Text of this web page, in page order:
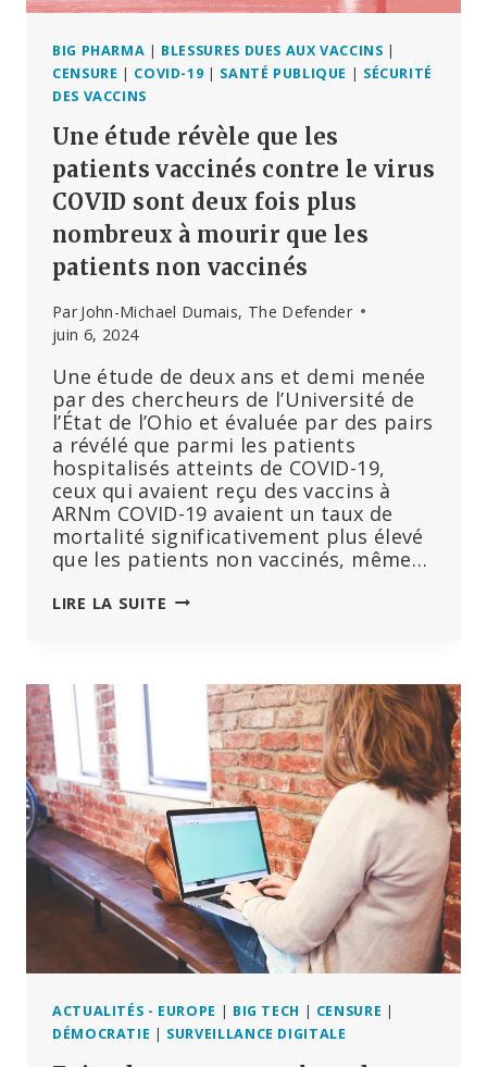
BIG PHARMA | BLESSURES DUES AUX VACCINS |
CENSURE | COVID-19 | SANTÉ PUBLIQUE | SÉCURITÉ
DES VACCINS
Une étude révèle que les
patients vaccinés contre le virus
COVID sont deux fois plus
nombreux à mourir que les
patients non vaccinés
Par John-Michael Dumais, The Defender
juin 6, 2024
Une étude de deux ans et demi menée
par des chercheurs de l’Université de
l’État de l’Ohio et évaluée par des pairs
a révélé que parmi les patients
hospitalisés atteints de COVID-19,
ceux qui avaient reçu des vaccins à
ARNm COVID-19 avaient un taux de
mortalité significativement plus élevé
que les patients non vaccinés, même…
LIRE LA SUITE UNE
PATIENTS
VACCINÉS
CONTRE
LE
VIRUS
COVID
SONT
DEUX
FOIS
PLUS
NOMBREUX
À
QUE
LES
ACTUALITÉS - EUROPE | BIG TECH | CENSURE |
DÉMOCRATIE | SURVEILLANCE DIGITALE